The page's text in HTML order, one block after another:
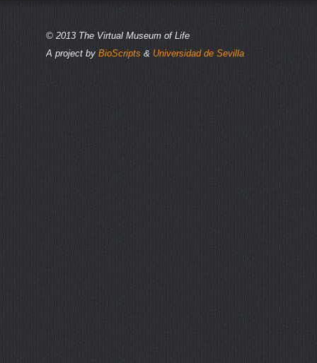
© 2013 The Virtual Museum of Life
A project by BioScripts & Universidad de Sevilla